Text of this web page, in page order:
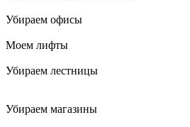
Убираем офисы
Моем лифты
Убираем лестницы
Убираем магазины